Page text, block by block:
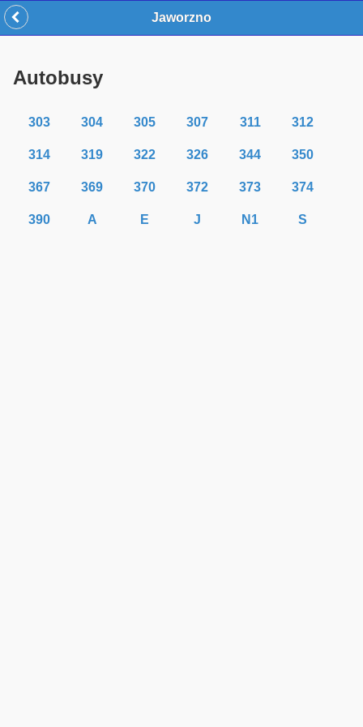
Jaworzno
Autobusy
303 304 305 307 311 312
314 319 322 326 344 350
367 369 370 372 373 374
390 A E J N1 S